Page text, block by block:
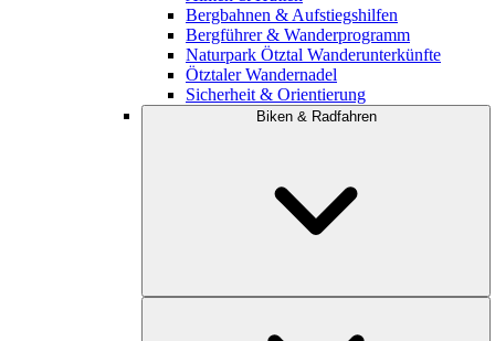
Bergbahnen & Aufstiegshilfen
Bergführer & Wanderprogramm
Naturpark Ötztal Wanderunterkünfte
Ötztaler Wandernadel
Sicherheit & Orientierung
Biken & Radfahren